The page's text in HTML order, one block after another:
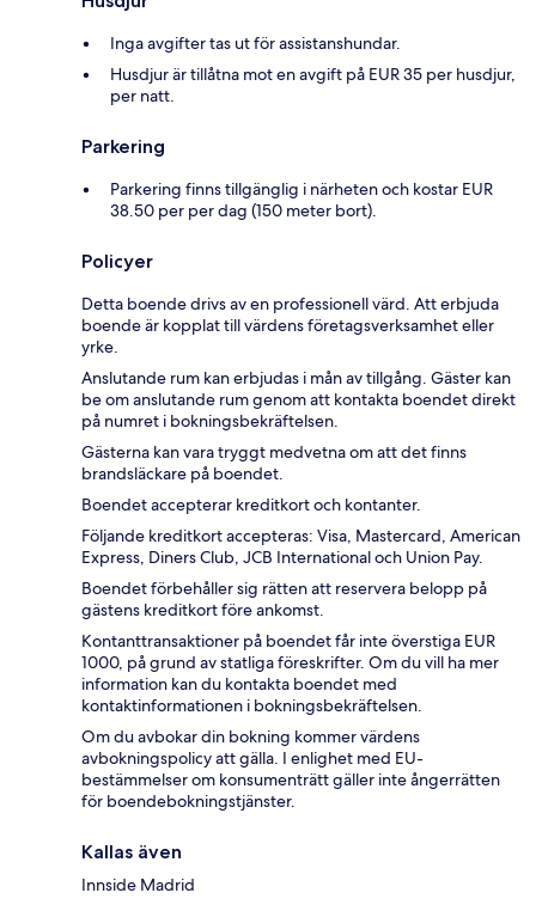
Inga avgifter tas ut för assistanshundar.
Husdjur är tillåtna mot en avgift på EUR 35 per husdjur,
per natt.
Parkering
Parkering finns tillgänglig i närheten och kostar EUR
38.50 per per dag (150 meter bort).
Policyer
Detta boende drivs av en professionell värd. Att erbjuda
boende är kopplat till värdens företagsverksamhet eller
yrke.
Anslutande rum kan erbjudas i mån av tillgång. Gäster kan
be om anslutande rum genom att kontakta boendet direkt
på numret i bokningsbekräftelsen.
Gästerna kan vara tryggt medvetna om att det finns
brandsläckare på boendet.
Boendet accepterar kreditkort och kontanter.
Följande kreditkort accepteras: Visa, Mastercard, American
Express, Diners Club, JCB International och Union Pay.
Boendet förbehåller sig rätten att reservera belopp på
gästens kreditkort före ankomst.
Kontanttransaktioner på boendet får inte överstiga EUR
1000, på grund av statliga föreskrifter. Om du vill ha mer
information kan du kontakta boendet med
kontaktinformationen i bokningsbekräftelsen.
Om du avbokar din bokning kommer värdens
avbokningspolicy att gälla. I enlighet med EU-
bestämmelser om konsumenträtt gäller inte ångerrätten
för boendebokningstjänster.
Kallas även
Innside Madrid